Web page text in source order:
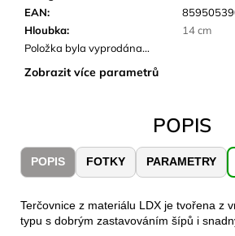
EAN:
Hloubka:
14 cm
Položka byla vyprodána…
Zobrazit více parametrů
POPIS
POPIS FOTKY PARAMETRY
Terčovnice z materiálu LDX je tvořena z
typu s dobrým zastavováním šípů i
m
FUTURA
1500
ML
379
Kč